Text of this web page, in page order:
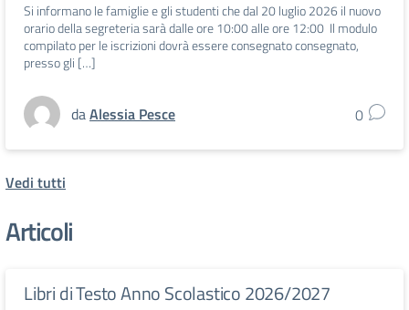
Si informano le famiglie e gli studenti che dal 20 luglio 2026 il nuovo
orario della segreteria sarà dalle ore 10:00 alle ore 12:00 Il modulo
compilato per le iscrizioni dovrà essere consegnato consegnato,
presso gli […]
daAlessia Pesce 0
Vedi tutti
Articoli
Libri di Testo Anno Scolastico 2026/2027